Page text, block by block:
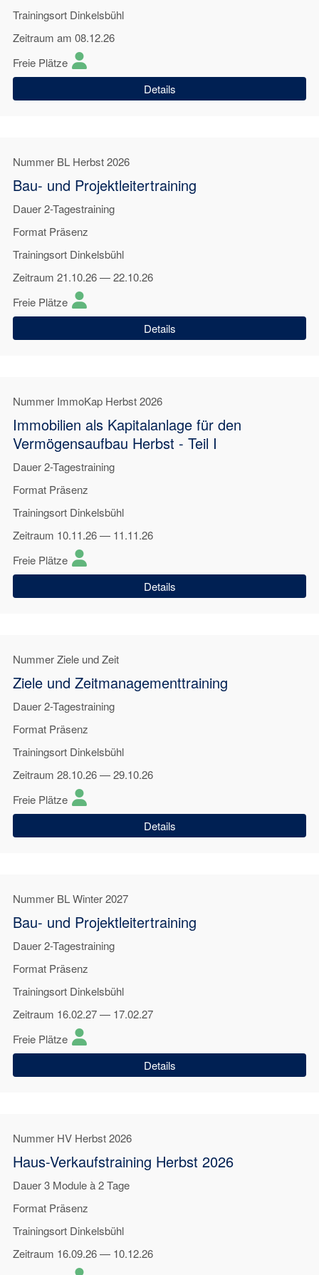
Trainingsort Dinkelsbühl
Zeitraum am 08.12.26
Freie Plätze
Details
Nummer BL Herbst 2026
Bau- und Projektleitertraining
Dauer2-Tagestraining
Format Präsenz
Trainingsort Dinkelsbühl
Zeitraum 21.10.26 — 22.10.26
Freie Plätze
Details
Nummer ImmoKap Herbst 2026
Immobilien als Kapitalanlage für den
Vermögensaufbau Herbst - Teil I
Dauer2-Tagestraining
Format Präsenz
Trainingsort Dinkelsbühl
Zeitraum 10.11.26 — 11.11.26
Freie Plätze
Details
NummerZiele und Zeit
Ziele und Zeitmanagementtraining
Dauer2-Tagestraining
Format Präsenz
Trainingsort Dinkelsbühl
Zeitraum 28.10.26 — 29.10.26
Freie Plätze
Details
Nummer BL Winter 2027
Bau- und Projektleitertraining
Dauer2-Tagestraining
Format Präsenz
Trainingsort Dinkelsbühl
Zeitraum 16.02.27 — 17.02.27
Freie Plätze
Details
Nummer HV Herbst 2026
Haus-Verkaufstraining Herbst 2026
Dauer3 Module à 2 Tage
Format Präsenz
Trainingsort Dinkelsbühl
Zeitraum 16.09.26 — 10.12.26